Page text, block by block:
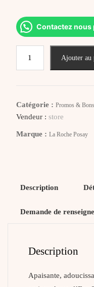
Contactez
Ajouter au
Catégorie : Promos &
Vendeur : store
Marque : La Roche Posay
Description
Demande de
Description
Apaisante,